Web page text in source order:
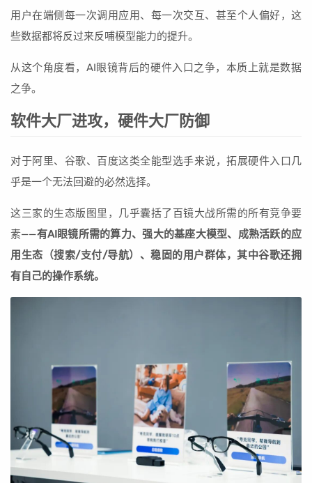
用户在端侧每一次调用应用、每一次交互、甚至个人偏好，这
些数据都将反过来反哺模型能力的提升。
从这个角度看，AI眼镜背后的硬件入口之争，本质上就是数据
之争。
软件大厂进攻，硬件大厂防御
对于阿里、谷歌、百度这类全能型选手来说，拓展硬件入口几
乎是一个无法回避的必然选择。
这三家的生态版图里，几乎囊括了百镜大战所需的所有竞争要
素——有AI眼镜所需的算力、强大的基座大模型、成熟活跃的应
用生态（搜索/支付/导航）、稳固的用户群体，其中谷歌还拥
有自己的操作系统。